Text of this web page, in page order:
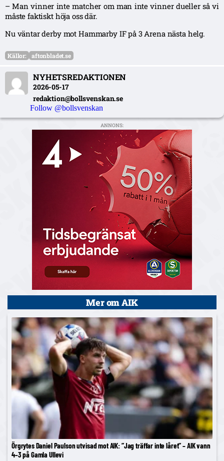
– Man vinner inte matcher om man inte vinner dueller så vi
måste faktiskt höja oss där.
Nu väntar derby mot Hammarby IF på 3 Arena nästa helg.
Källor: aftonbladet.se
NYHETSREDAKTIONEN
2026-05-17
redaktion@bollsvenskan.se
Follow @bollsvenskan
ANNONS:
Mer om AIK
Örgrytes Daniel Paulson utvisad mot AIK: ”Jag träffar inte låret” – AIK vann
4–3 på Gamla Ullevi